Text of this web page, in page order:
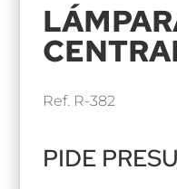
Ref. R-382
PIDE